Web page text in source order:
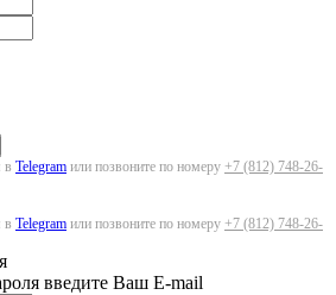
в Telegram или позвоните по номеру +7 (812) 748-26-
в Telegram или позвоните по номеру +7 (812) 748-26-
введите Ваш E-mail